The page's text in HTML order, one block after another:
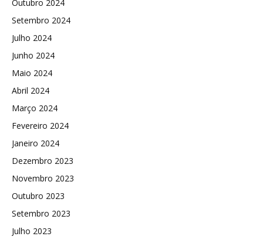
Outubro 2024
Setembro 2024
Julho 2024
Junho 2024
Maio 2024
Abril 2024
Março 2024
Fevereiro 2024
Janeiro 2024
Dezembro 2023
Novembro 2023
Outubro 2023
Setembro 2023
Julho 2023